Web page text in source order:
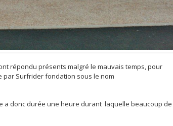
répondu présents malgré le mauvais temps, pour
par Surfrider fondation sous le nom
a donc durée une heure durant laquelle beaucoup de